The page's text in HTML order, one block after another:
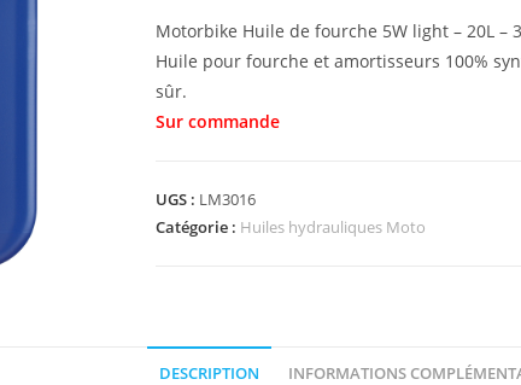
Motorbike Huile de fourche 5W light – 20L –
Huile pour fourche et amortisseurs 100%
sûr.
UGS : LM3016
Catégorie : Huiles hydrauliques Moto
DESCRIPTION INFORMATIONS